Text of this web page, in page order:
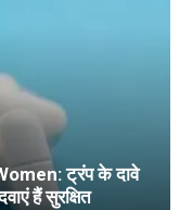
ट्रंप के दावे
हैं सुरक्षित